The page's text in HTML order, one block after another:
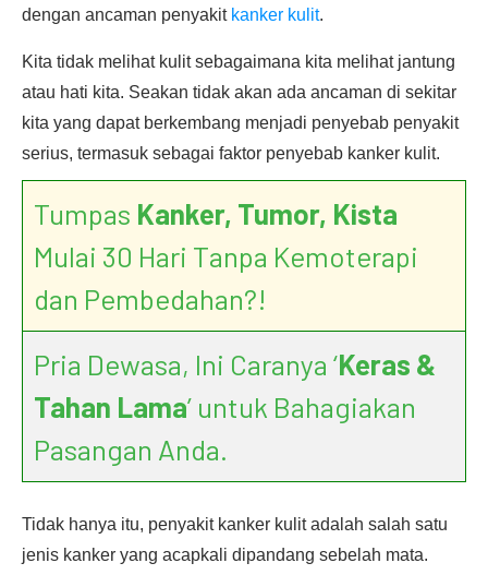
dengan ancaman penyakit kanker kulit.
Kita tidak melihat kulit sebagaimana kita melihat jantung
atau hati kita. Seakan tidak akan ada ancaman di sekitar
kita yang dapat berkembang menjadi penyebab penyakit
serius, termasuk sebagai faktor penyebab kanker kulit.
Tumpas Kanker, Tumor, Kista
Mulai 30 Hari Tanpa Kemoterapi
dan Pembedahan?!
Pria Dewasa, Ini Caranya ‘Keras &
Tahan Lama’ untuk Bahagiakan
Pasangan Anda.
Tidak hanya itu, penyakit kanker kulit adalah salah satu
jenis kanker yang acapkali dipandang sebelah mata.